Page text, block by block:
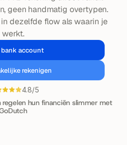
geen handmatig overtypen.
dezelfde flow als waarin je
werkt.
bank account
rekenigen
4.8/5
hun financiën slimmer met